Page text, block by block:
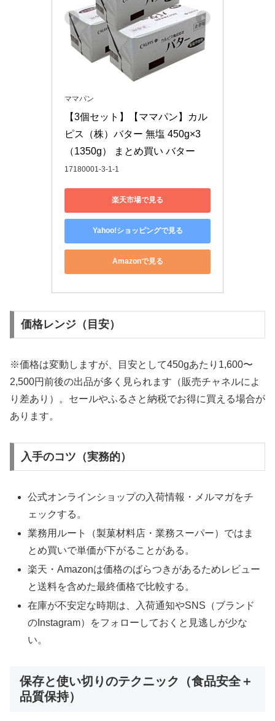
ママパン
【3個セット】【ママパン】カル
ピス（株）バター 無塩 450g×3
（1350g） まとめ買い バター
17180001-3-1-1
楽天市場で見る
Yahoo!ショッピングで見る
Amazonで見る
価格レンジ（目安）
※価格は変動しますが、目安として450gあたり1,600〜
2,500円前後の出品が多く見られます（販売チャネルによ
り差あり）。セールやふるさと納税でお得に買える場合が
あります。
入手のコツ（実務的）
公式オンラインショップの入荷情報・メルマガをチ
ェックする。
業務用ルート（製菓材料店・業務スーパー）ではま
とめ買いで単価が下がることがある。
楽天・Amazonは価格のばらつきがあるためレビュー
と送料を含めた最終価格で比較する。
在庫が不安定な時期は、入荷通知やSNS（ブランド
のInstagram）をフォローしておくと見逃しが少な
い。
保存と使い切りのテクニック（食品安全＋
品質保持）